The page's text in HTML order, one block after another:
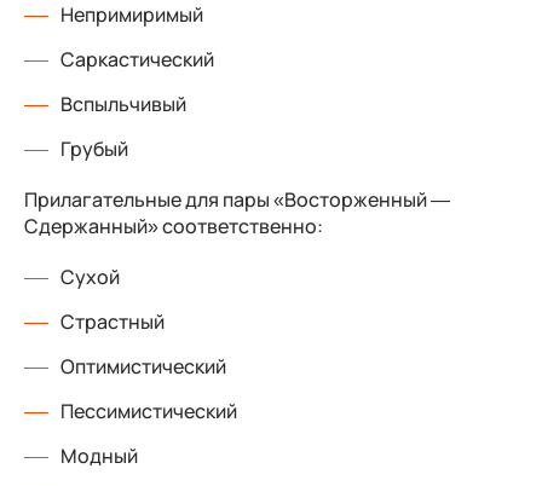
Непримиримый
Саркастический
Вспыльчивый
Грубый
Прилагательные для пары «Восторженный —
Сдержанный» соответственно:
Сухой
Страстный
Оптимистический
Пессимистический
Модный